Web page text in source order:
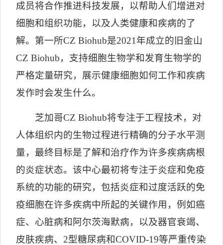
成员将合作推进科技发展，以帮助人们增进对
细胞和组织功能，以及人类健康和疾病的了
解。第一所CZ Biohub是2021 年成立的旧金山
CZ Biohub，支持细胞生物学和发育生物学的
严格定量研究，展示健康细胞如何工作和疾病
发作时会发生什么。
芝加哥CZ Biohub将专注于工程技术，对
人体组织内的生物过程进行精确的分子水平测
量，最终目标是了解和治疗作为许多疾病病根
的炎症状态。该中心最初将专注于炎症和免疫
系统的功能的研究，包括炎症和过度活跃的免
疫细胞在许多疾病中所起的关键作用，例如癌
症、心脏病和阿尔茨海默病，以及器官衰竭、
皮肤疾病、 2型糖尿病和COVID-19等严重传染